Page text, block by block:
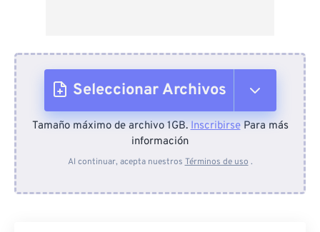
Seleccionar Archivos
Desde el dispositivo
Tamaño máximo de archivo 1GB.InscribirsePara más
información
Al continuar, acepta nuestros Términos de uso .